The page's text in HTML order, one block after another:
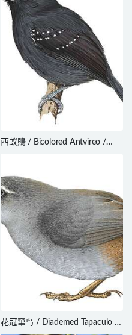
西蚁鵙 / Bicolored Antvireo /
花冠窜鸟 / Diademed Tapaculo /